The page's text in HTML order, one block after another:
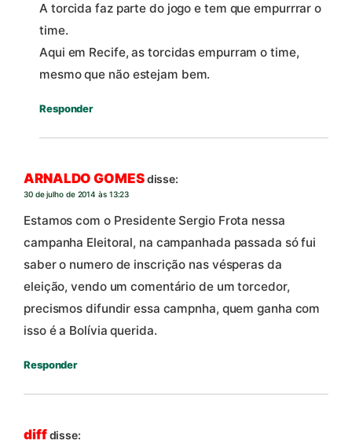
A torcida faz parte do jogo e tem que empurrrar o
time.
Aqui em Recife, as torcidas empurram o time,
mesmo que não estejam bem.
Responder
ARNALDO GOMESdisse:
30 de julho de 2014 às 13:23
Estamos com o Presidente Sergio Frota nessa
campanha Eleitoral, na campanhada passada só fui
saber o numero de inscrição nas vésperas da
eleição, vendo um comentário de um torcedor,
precismos difundir essa campnha, quem ganha com
isso é a Bolívia querida.
Responder
diffdisse: